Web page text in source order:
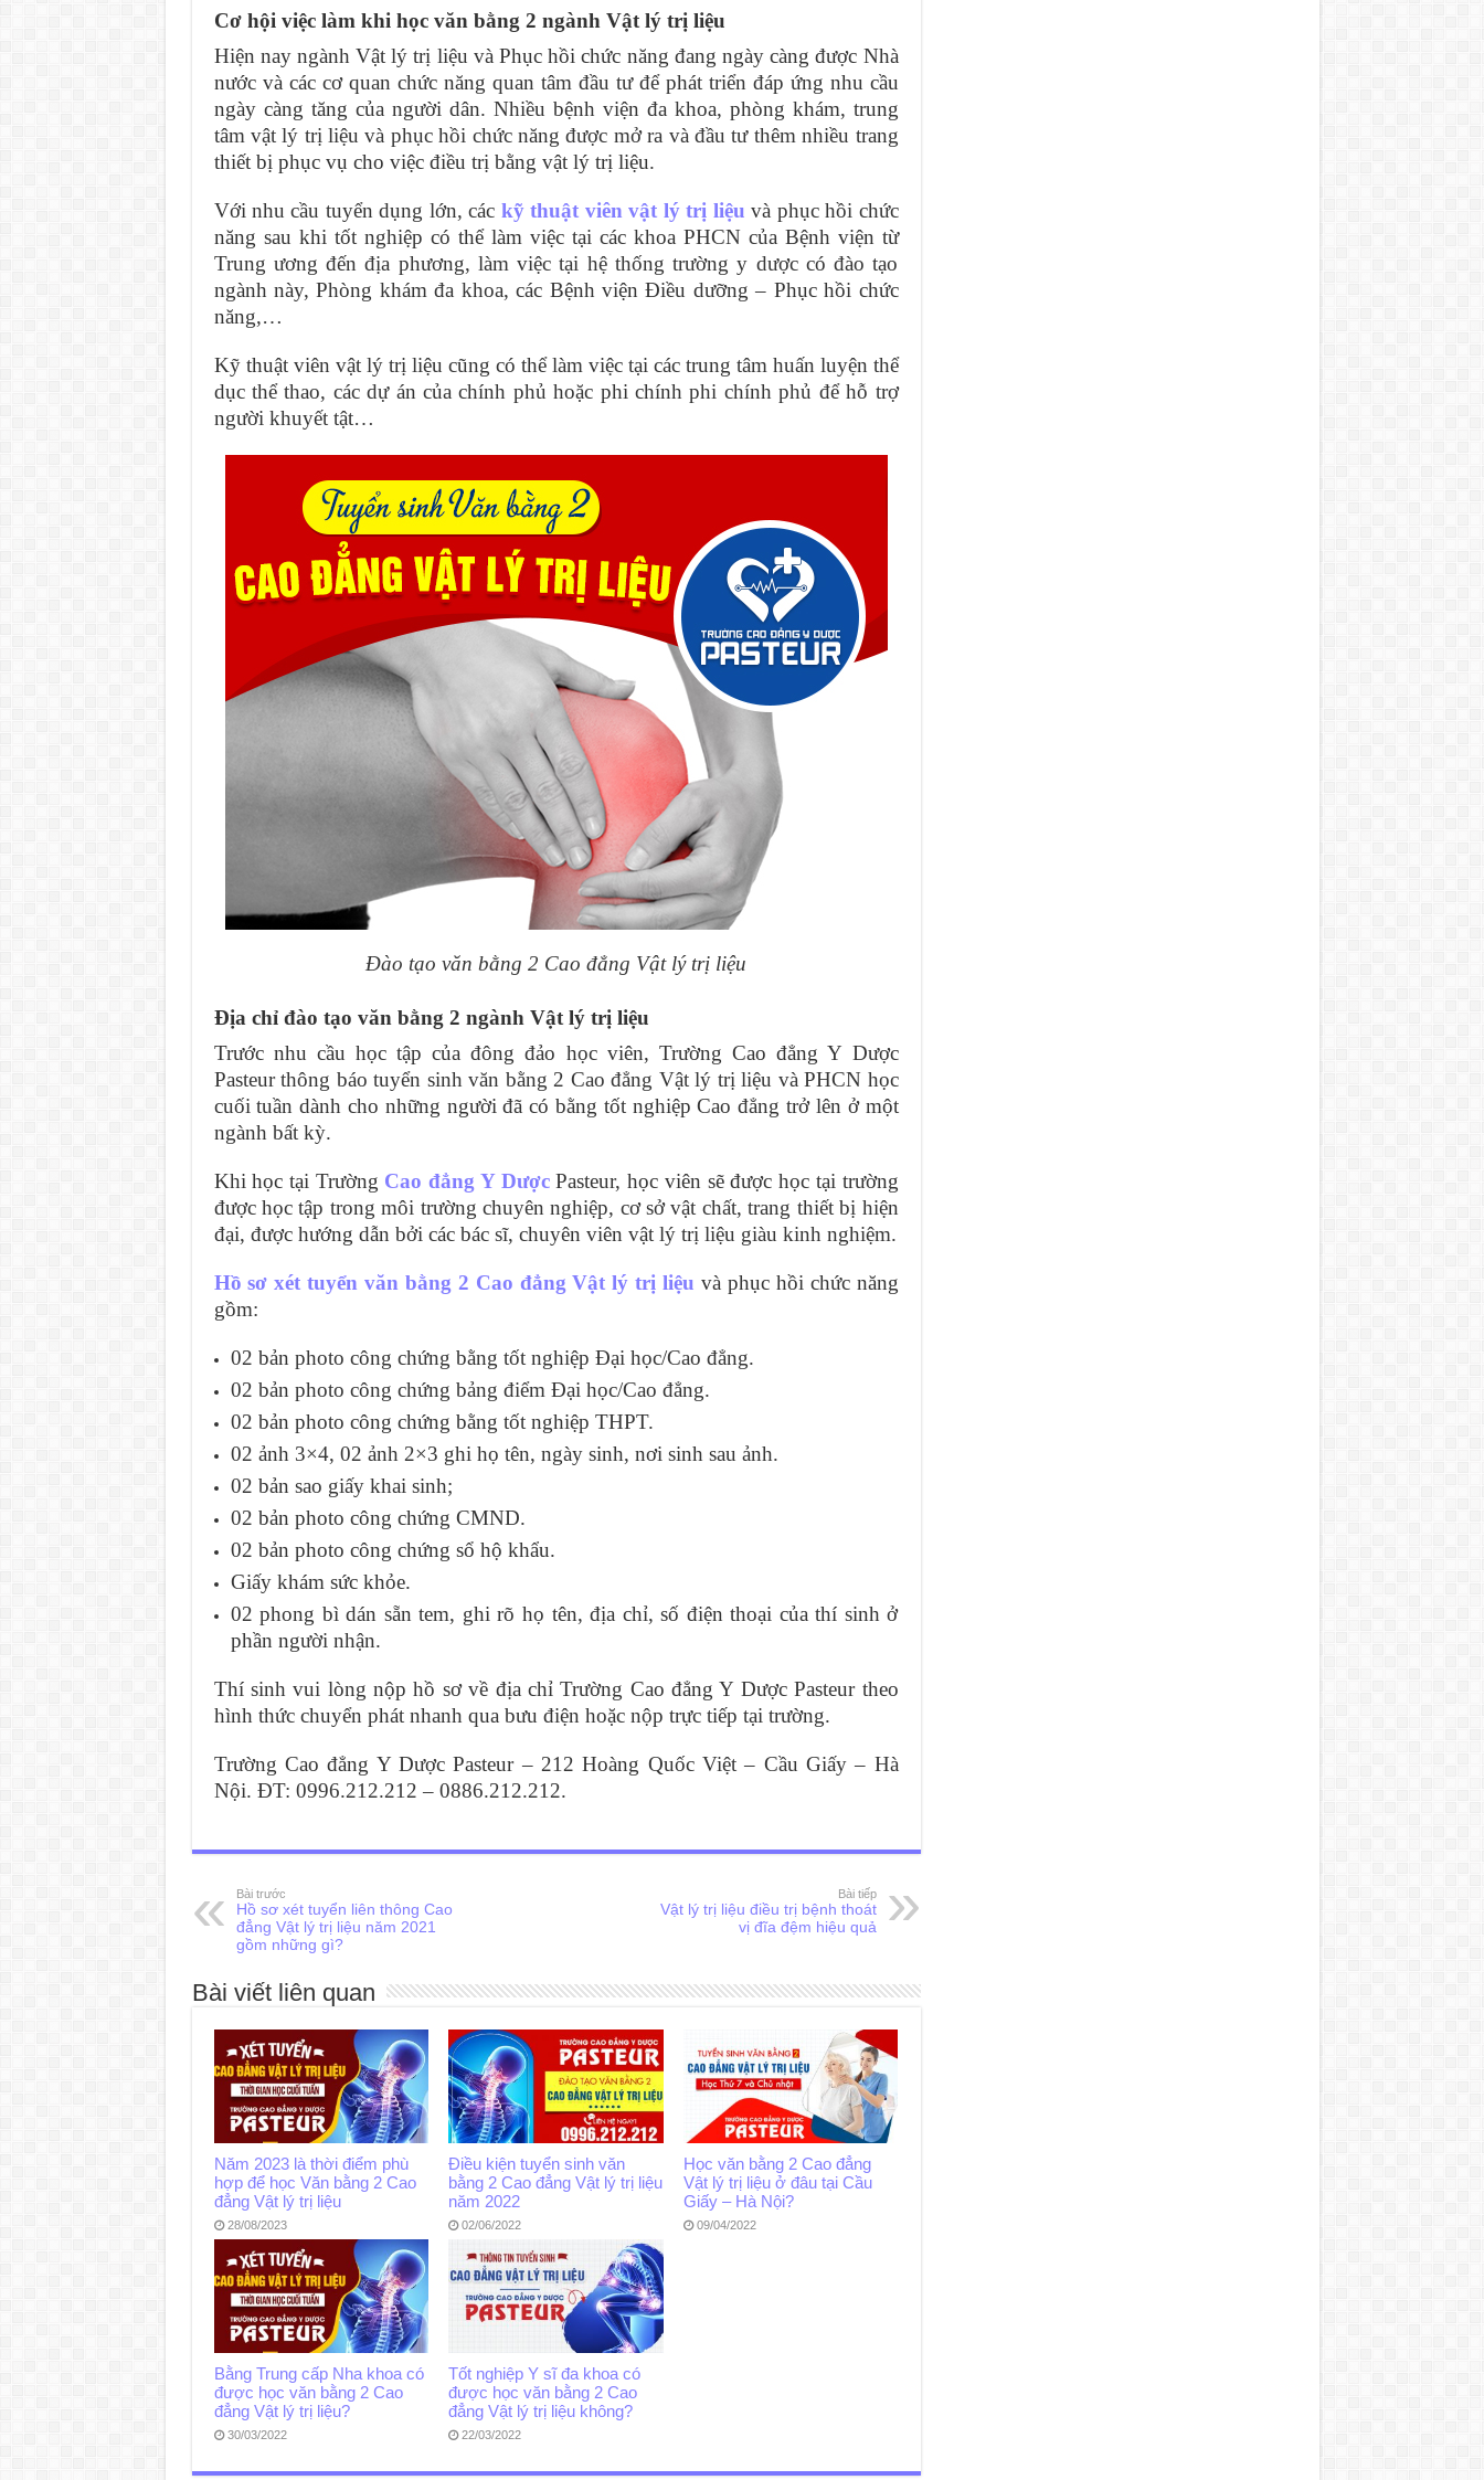
Cơ hội việc làm khi học văn bằng 2 ngành Vật lý trị liệu
Hiện nay ngành Vật lý trị liệu và Phục hồi chức năng đang ngày càng được Nhà
nước và các cơ quan chức năng quan tâm đầu tư để phát triển đáp ứng nhu cầu
ngày càng tăng của người dân. Nhiều bệnh viện đa khoa, phòng khám, trung
tâm vật lý trị liệu và phục hồi chức năng được mở ra và đầu tư thêm nhiều trang
thiết bị phục vụ cho việc điều trị bằng vật lý trị liệu.
Với nhu cầu tuyển dụng lớn, các kỹ thuật viên vật lý trị liệu và phục hồi chức
năng sau khi tốt nghiệp có thể làm việc tại các khoa PHCN của Bệnh viện từ
Trung ương đến địa phương, làm việc tại hệ thống trường y dược có đào tạo
ngành này, Phòng khám đa khoa, các Bệnh viện Điều dưỡng – Phục hồi chức
năng,…
Kỹ thuật viên vật lý trị liệu cũng có thể làm việc tại các trung tâm huấn luyện thể
dục thể thao, các dự án của chính phủ hoặc phi chính phi chính phủ để hỗ trợ
người khuyết tật…
Đào tạo văn bằng 2 Cao đẳng Vật lý trị liệu
Địa chỉ đào tạo văn bằng 2 ngành Vật lý trị liệu
Trước nhu cầu học tập của đông đảo học viên, Trường Cao đẳng Y Dược
Pasteur thông báo tuyển sinh văn bằng 2 Cao đẳng Vật lý trị liệu và PHCN học
cuối tuần dành cho những người đã có bằng tốt nghiệp Cao đẳng trở lên ở một
ngành bất kỳ.
Khi học tại Trường Cao đẳng Y DượcPasteur, học viên sẽ được học tại trường
được học tập trong môi trường chuyên nghiệp, cơ sở vật chất, trang thiết bị hiện
đại, được hướng dẫn bởi các bác sĩ, chuyên viên vật lý trị liệu giàu kinh nghiệm.
Hồ sơ xét tuyển văn bằng 2 Cao đẳng Vật lý trị liệu và phục hồi chức năng
gồm:
02 bản photo công chứng bằng tốt nghiệp Đại học/Cao đẳng.
02 bản photo công chứng bảng điểm Đại học/Cao đẳng.
02 bản photo công chứng bằng tốt nghiệp THPT.
02 ảnh 3×4, 02 ảnh 2×3 ghi họ tên, ngày sinh, nơi sinh sau ảnh.
02 bản sao giấy khai sinh;
02 bản photo công chứng CMND.
02 bản photo công chứng sổ hộ khẩu.
Giấy khám sức khỏe.
02 phong bì dán sẵn tem, ghi rõ họ tên, địa chỉ, số điện thoại của thí sinh ở
phần người nhận.
Thí sinh vui lòng nộp hồ sơ về địa chỉ Trường Cao đẳng Y Dược Pasteur theo
hình thức chuyển phát nhanh qua bưu điện hoặc nộp trực tiếp tại trường.
Trường Cao đẳng Y Dược Pasteur – 212 Hoàng Quốc Việt – Cầu Giấy – Hà
Nội. ĐT: 0996.212.212 – 0886.212.212.
Bài trước
Hồ sơ xét tuyển liên thông Cao
đẳng Vật lý trị liệu năm 2021
gồm những gì?
Bài tiếp
Vật lý trị liệu điều trị bệnh thoát
vị đĩa đệm hiệu quả
Bài viết liên quan
Năm 2023 là thời điểm phù
hợp để học Văn bằng 2 Cao
đẳng Vật lý trị liệu
28/08/2023
Điều kiện tuyển sinh văn
bằng 2 Cao đẳng Vật lý trị liệu
năm 2022
02/06/2022
Học văn bằng 2 Cao đẳng
Vật lý trị liệu ở đâu tại Cầu
Giấy – Hà Nội?
09/04/2022
Bằng Trung cấp Nha khoa có
được học văn bằng 2 Cao
đẳng Vật lý trị liệu?
30/03/2022
Tốt nghiệp Y sĩ đa khoa có
được học văn bằng 2 Cao
đẳng Vật lý trị liệu không?
22/03/2022